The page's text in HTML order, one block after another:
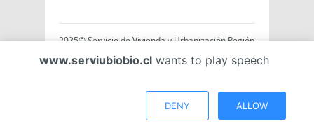
2025© Servicio de Vivienda y Urbanización Región
Región del Biobío, Chile. Todo el contenido de este
www.serviubiobio.cl wants to play speech
DENY ALLOW